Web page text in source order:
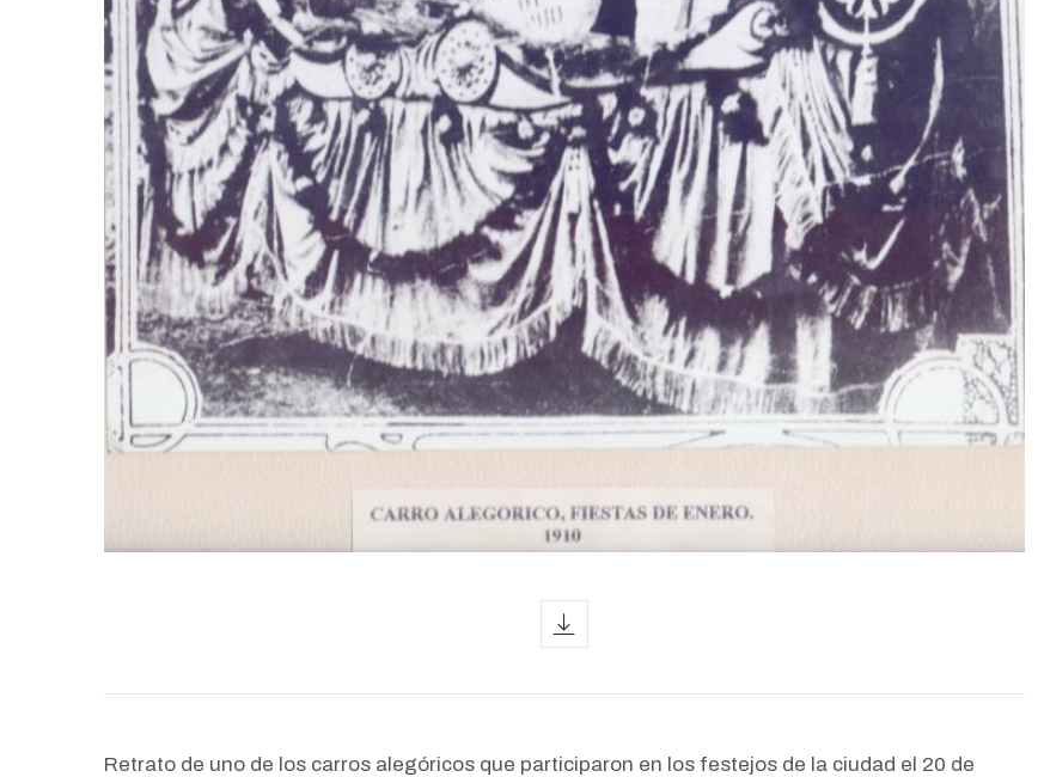
Retrato de uno de los carros alegóricos que participaron en los festejos de la ciudad el 20 de